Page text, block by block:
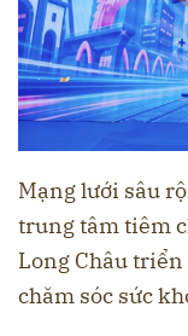
Mạng lưới sâu
trung tâm tiêm
Long Châu
chăm sóc sức